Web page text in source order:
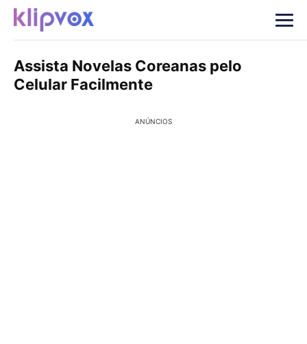
Assista Novelas Coreanas pelo
Celular Facilmente
ANÚNCIOS